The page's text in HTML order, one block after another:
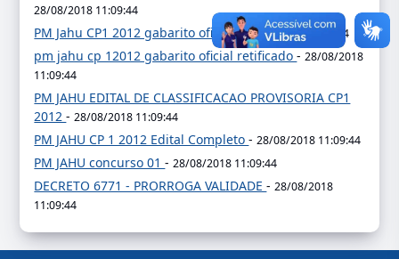
28/08/2018 11:09:44
PM Jahu CP1 2012 gabarito oficial-28/08/2018 11:09:44
pm jahu cp 12012 gabarito oficial retificado-28/08/2018
11:09:44
PM JAHU EDITAL DE CLASSIFICACAO PROVISORIA CP1
2012-28/08/2018 11:09:44
PM JAHU CP 1 2012 Edital Completo-28/08/2018 11:09:44
PM JAHU concurso 01-28/08/2018 11:09:44
DECRETO 6771 - PRORROGA VALIDADE-28/08/2018
11:09:44